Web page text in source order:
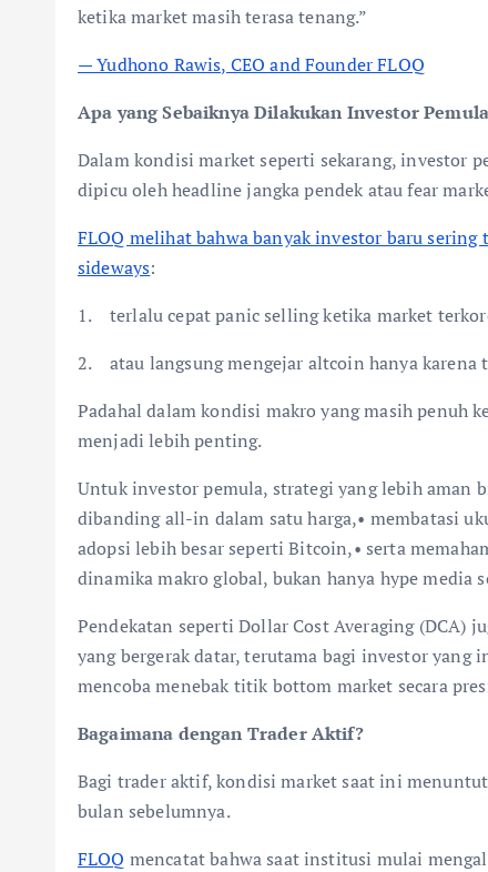
ketika market masih terasa tenang.”
— Yudhono Rawis, CEO and Founder FLOQ
Apa yang Sebaiknya Dilakukan Investor
Dalam kondisi market seperti sekarang, investor
dipicu oleh headline jangka pendek atau fear
FLOQ melihat bahwa banyak investor baru
sideways:
1. terlalu cepat panic selling ketika market
2. atau langsung mengejar altcoin hanya karena
Padahal dalam kondisi makro yang masih penuh
menjadi lebih penting.
Untuk investor pemula, strategi yang lebih aman
dibanding all-in dalam satu harga,• membatasi
adopsi lebih besar seperti Bitcoin,• serta
dinamika makro global, bukan hanya hype media
Pendekatan seperti Dollar Cost Averaging (DCA)
yang bergerak datar, terutama bagi investor yang
mencoba menebak titik bottom market secara
Bagaimana dengan Trader Aktif?
Bagi trader aktif, kondisi market saat ini
bulan sebelumnya.
FLOQ mencatat bahwa saat institusi mulai